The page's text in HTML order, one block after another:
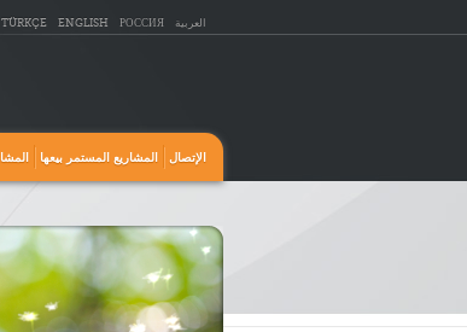
TÜRKÇE ENGLISH РОССИЯ العربية
المشاريع المستمر بيعها الإتصال